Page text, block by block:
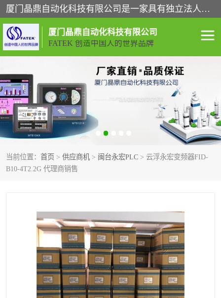
厦门晶鼎自动化科技有限公司是一家具有独立法人资格的高新技术企业；代理销售的产品有台湾威纶触摸屏，魏德米勒全系列，永宏触摸屏,威纶触摸屏,台湾威纶weinview触摸屏,台湾永宏PLC，FATEK,永宏伺服,图儿克总线，施耐德，欧姆龙，西门子，富士变频，K&N蓝系列， BUSSMANN，松下变频器，丹佛斯变频器等。
厦门晶鼎自动化科技有限公司
FATEK 创造中国人的世界品牌
当前位置： 首页 > 供应商机 > 闽台永宏PLC > 云浮永宏变频器FID-
B10-4T2.2G 代理商销售
闽台永宏PLC WEINVIEW闽台威纶触摸
正弦变频器正弦伺服 魏德米勒接线端子
ABB电流开关 魏德米勒电源
丹佛斯变频器 MOXA通讯模块
其他
安士能开关
克罗地亚 普洛菲斯触摸屏